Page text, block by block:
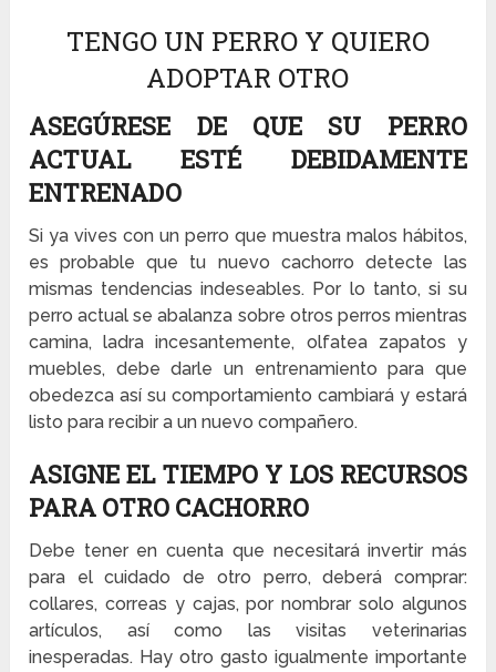
TENGO UN PERRO Y QUIERO
ADOPTAR OTRO
ASEGÚRESE DE QUE SU PERRO
ACTUAL ESTÉ DEBIDAMENTE
ENTRENADO
Si ya vives con un perro que muestra malos hábitos,
es probable que tu nuevo cachorro detecte las
mismas tendencias indeseables. Por lo tanto, si su
perro actual se abalanza sobre otros perros mientras
camina, ladra incesantemente, olfatea zapatos y
muebles, debe darle un entrenamiento para que
obedezca así su comportamiento cambiará y estará
listo para recibir a un nuevo compañero.
ASIGNE EL TIEMPO Y LOS RECURSOS
PARA OTRO CACHORRO
Debe tener en cuenta que necesitará invertir más
para el cuidado de otro perro, deberá comprar:
collares, correas y cajas, por nombrar solo algunos
artículos, así como las visitas veterinarias
inesperadas. Hay otro gasto igualmente importante